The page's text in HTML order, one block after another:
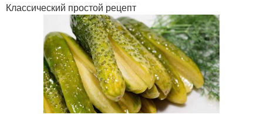
Классический простой рецепт